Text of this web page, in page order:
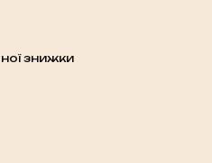
знижки